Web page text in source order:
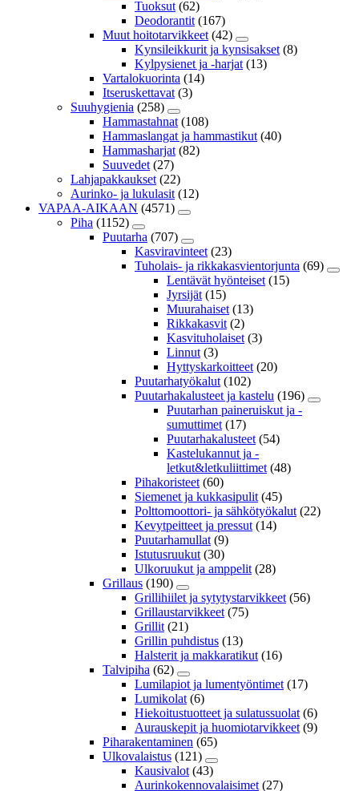
Tuoksut (62)
Deodorantit (167)
Muut hoitotarvikkeet (42)
Kynsileikkurit ja kynsisakset (8)
Kylpysienet ja -harjat (13)
Vartalokuorinta (14)
Itseruskettavat (3)
Suuhygienia (258)
Hammastahnat (108)
Hammaslangat ja hammastikut (40)
Hammasharjat (82)
Suuvedet (27)
Lahjapakkaukset (22)
Aurinko- ja lukulasit (12)
VAPAA-AIKAAN (4571)
Piha (1152)
Puutarha (707)
Kasviravinteet (23)
Tuholais- ja rikkakasvientorjunta (69)
Lentävät hyönteiset (15)
Jyrsijät (15)
Muurahaiset (13)
Rikkakasvit (2)
Kasvituholaiset (3)
Linnut (3)
Hyttyskarkoitteet (20)
Puutarhatyökalut (102)
Puutarhakalusteet ja kastelu (196)
Puutarhan paineruiskut ja -
sumuttimet (17)
Puutarhakalusteet (54)
Kastelukannut ja -
letkut&letkuliittimet (48)
Pihakoristeet (60)
Siemenet ja kukkasipulit (45)
Polttomoottori- ja sähkötyökalut (22)
Kevytpeitteet ja pressut (14)
Puutarhamullat (9)
Istutusruukut (30)
Ulkoruukut ja amppelit (28)
Grillaus (190)
Grillihiilet ja sytytystarvikkeet (56)
Grillaustarvikkeet (75)
Grillit (21)
Grillin puhdistus (13)
Halsterit ja makkaratikut (16)
Talvipiha (62)
Lumilapiot ja lumentyöntimet (17)
Lumikolat (6)
Hiekoitustuotteet ja sulatussuolat (6)
Aurauskepit ja huomiotarvikkeet (9)
Piharakentaminen (65)
Ulkovalaistus (121)
Kausivalot (43)
Aurinkokennovalaisimet (27)